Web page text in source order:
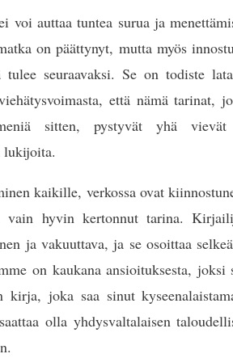
voi auttaa tuntea surua ja
on päättynyt, mutta myös
seuraavaksi. Se on todiste
että nämä tarinat,
sitten, pystyvät yhä
lukijoita.
kaikille, verkossa ovat
vain hyvin kertonnut tarina.
ja vakuuttava, ja se osoittaa
on kaukana ansioituksesta, joksi
kirja, joka saa sinut
olla yhdysvaltalaisen